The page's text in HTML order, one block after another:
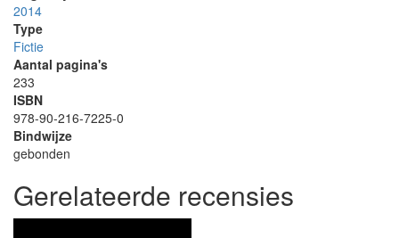
2014
Type
Fictie
Aantal pagina's
233
ISBN
978-90-216-7225-0
Bindwijze
gebonden
Gerelateerde recensies